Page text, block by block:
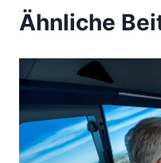
a
s
n
a
Ähnliche